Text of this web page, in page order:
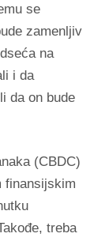
se
zamenljiv
na
i da
da on bude
(CBDC)
finansijskim
treba